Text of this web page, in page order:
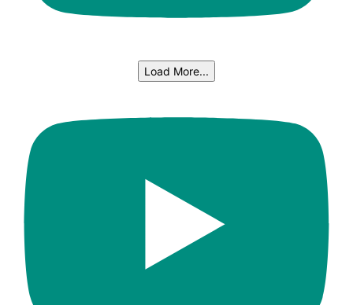
Load More...